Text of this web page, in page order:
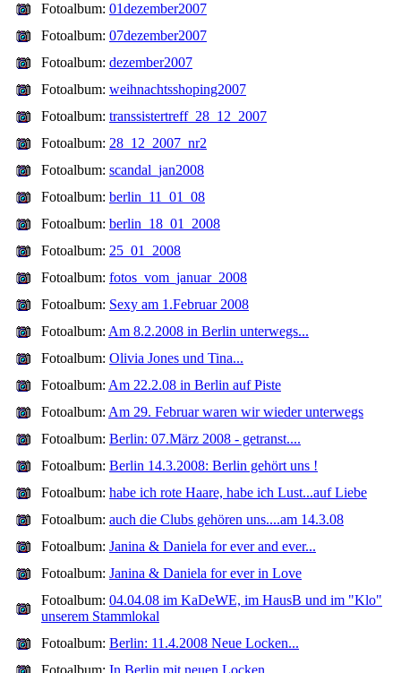
Fotoalbum: 01dezember2007
Fotoalbum: 07dezember2007
Fotoalbum: dezember2007
Fotoalbum: weihnachtsshoping2007
Fotoalbum: transsistertreff_28_12_2007
Fotoalbum: 28_12_2007_nr2
Fotoalbum: scandal_jan2008
Fotoalbum: berlin_11_01_08
Fotoalbum: berlin_18_01_2008
Fotoalbum: 25_01_2008
Fotoalbum: fotos_vom_januar_2008
Fotoalbum: Sexy am 1.Februar 2008
Fotoalbum: Am 8.2.2008 in Berlin unterwegs...
Fotoalbum: Olivia Jones und Tina...
Fotoalbum: Am 22.2.08 in Berlin auf Piste
Fotoalbum: Am 29. Februar waren wir wieder unterwegs
Fotoalbum: Berlin: 07.März 2008 - getranst....
Fotoalbum: Berlin 14.3.2008: Berlin gehört uns !
Fotoalbum: habe ich rote Haare, habe ich Lust...auf Liebe
Fotoalbum: auch die Clubs gehören uns....am 14.3.08
Fotoalbum: Janina & Daniela for ever and ever...
Fotoalbum: Janina & Daniela for ever in Love
Fotoalbum: 04.04.08 im KaDeWE, im HausB und im "Klo"
unserem Stammlokal
Fotoalbum: Berlin: 11.4.2008 Neue Locken...
Fotoalbum: In Berlin mit neuen Locken